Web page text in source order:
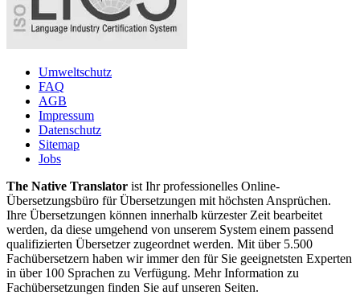
Umweltschutz
FAQ
AGB
Impressum
Datenschutz
Sitemap
Jobs
The Native Translator ist Ihr professionelles Online-
Übersetzungsbüro für Übersetzungen mit höchsten Ansprüchen.
Ihre Übersetzungen können innerhalb kürzester Zeit bearbeitet
werden, da diese umgehend von unserem System einem passend
qualifizierten Übersetzer zugeordnet werden. Mit über 5.500
Fachübersetzern haben wir immer den für Sie geeignetsten Experten
in über 100 Sprachen zu Verfügung. Mehr Information zu
Fachübersetzungen finden Sie auf unseren Seiten.